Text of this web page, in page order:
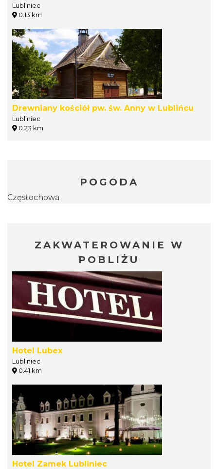
Lubliniec
0.13 km
Drewniany kościół pw. św. Anny w Lublińcu
Lubliniec
0.23 km
POGODA
Częstochowa
ZAKWATEROWANIE W
POBLIŻU
Hotel Lubex
Lubliniec
0.41 km
Hotel Zamek Lubliniec